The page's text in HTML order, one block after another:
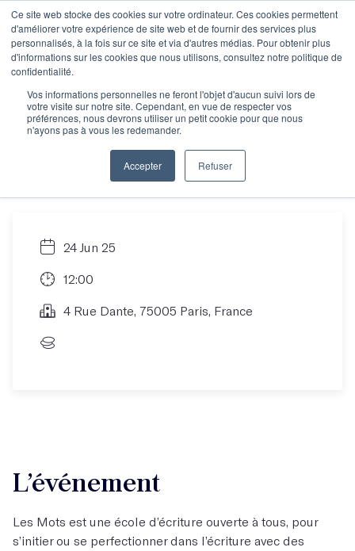
Ce site web stocke des cookies sur votre ordinateur. Ces cookies permettent
d'améliorer votre expérience de site web et de fournir des services plus
personnalisés, à la fois sur ce site et via d'autres médias. Pour obtenir plus
d'informations sur les cookies que nous utilisons, consultez notre politique de
confidentialité.
Vos informations personnelles ne feront l'objet d'aucun suivi lors de
votre visite sur notre site. Cependant, en vue de respecter vos
préférences, nous devrons utiliser un petit cookie pour que nous
n'ayons pas à vous les redemander.
Accepter Refuser
Rencontre
informative : trouver
son atelier idéal
24 Jun 25
12:00
4 Rue Dante, 75005 Paris, France
L’événement
Les Mots est une école d’écriture ouverte à tous, pour
s’initier ou se perfectionner dans l’écriture avec des